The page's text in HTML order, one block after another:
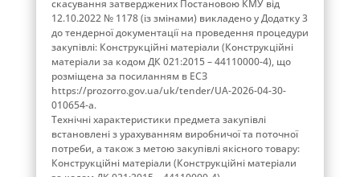
скасування затверджених Постановою КМУ від
12.10.2022 № 1178 (із змінами) викладено у Додатку 3
до тендерної документації на проведення процедури
закупівлі: Конструкційні матеріали (Конструкційні
матеріали за кодом ДК 021:2015 – 44110000-4), що
розміщена за посиланням в ЕСЗ
https://prozorro.gov.ua/uk/tender/UA-2026-04-30-
010654-a.
Технічні характеристики предмета закупівлі
встановлені з урахуванням виробничої та поточної
потреби, а також з метою закупівлі якісного товару:
Конструкційні матеріали (Конструкційні матеріали